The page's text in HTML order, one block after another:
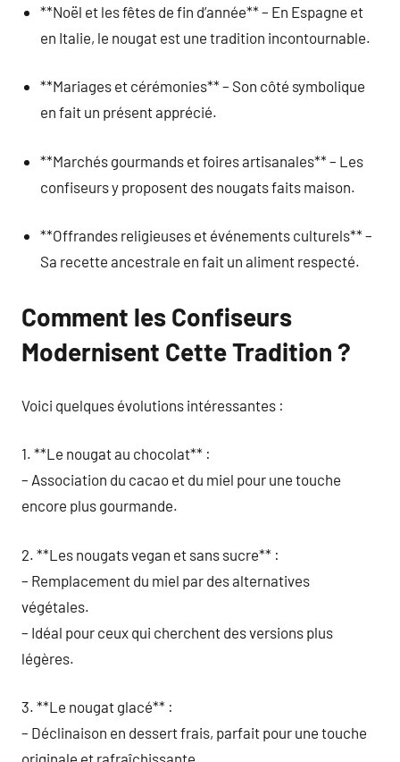
**Noël et les fêtes de fin d’année** – En Espagne et
en Italie, le nougat est une tradition incontournable.
**Mariages et cérémonies** – Son côté symbolique
en fait un présent apprécié.
**Marchés gourmands et foires artisanales** – Les
confiseurs y proposent des nougats faits maison.
**Offrandes religieuses et événements culturels** –
Sa recette ancestrale en fait un aliment respecté.
Comment les Confiseurs
Modernisent Cette Tradition ?
Voici quelques évolutions intéressantes :
1. **Le nougat au chocolat** :
– Association du cacao et du miel pour une touche
encore plus gourmande.
2. **Les nougats vegan et sans sucre** :
– Remplacement du miel par des alternatives
végétales.
– Idéal pour ceux qui cherchent des versions plus
légères.
3. **Le nougat glacé** :
– Déclinaison en dessert frais, parfait pour une touche
originale et rafraîchissante.